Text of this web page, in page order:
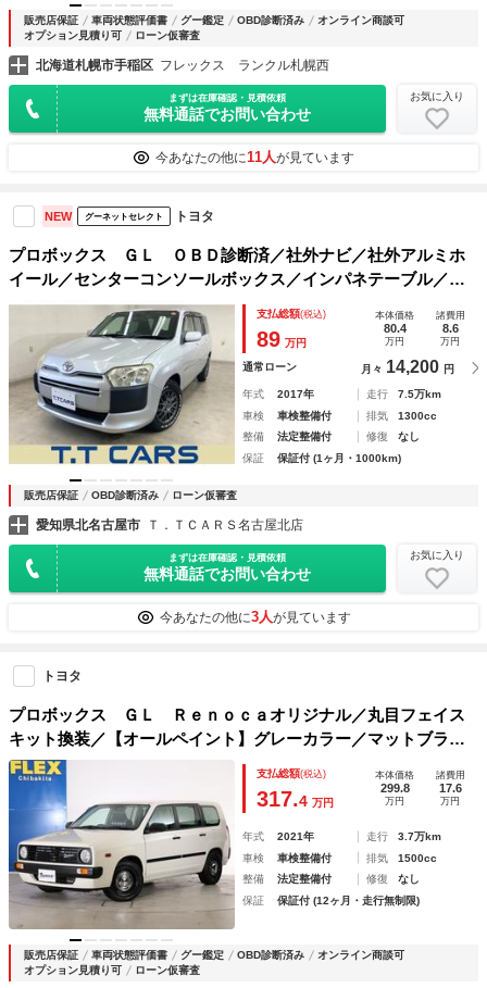
販売店保証 車両状態評価書 グー鑑定 OBD診断済み
オンライン商談可
オプション見積り可
ローン仮審査
北海道札幌市手稲区 フレックス ランクル札幌西
まずは在庫確認・見積依頼
無料通話でお問い合わせ
お気に入り
今あなたの他に11人が見ています
NEW グーネットセレクト トヨタ
プロボックス ＧＬ ＯＢＤ診断済／社外ナビ／社外アルミホ
イール／センターコンソールボックス／インパネテーブル／ス
マホホルダー／ハロゲンヘッド／リモコンキー／ＥＴＣ
支払総額(税込)
89 万円
本体価格
80.4
万円
諸費用
8.6
万円
通常ローン 月々 14,200 円
年式 2017年 走行
7.5万km
車検
車検整備付 排気
1300cc
整備
法定整備付 修復
なし
保証
保証付 (1ヶ月・1000km)
販売店保証 OBD診断済み ローン仮審査
愛知県北名古屋市 Ｔ．ＴＣＡＲＳ名古屋北店
まずは在庫確認・見積依頼
無料通話でお問い合わせ
お気に入り
今あなたの他に3人が見ています
トヨタ
プロボックス ＧＬ Ｒｅｎｏｃａオリジナル／丸目フェイス
キット換装／【オールペイント】グレーカラー／マットブラッ
ク塗装（バンパー、ドアミラー、ドアハンドル／【新品】ＤＥ
ＡＮクロスカントリー／１５ｉｎｃｈアルミホイール
支払総額(税込)
317.4 万円
本体価格
299.8
万円
諸費用
17.6
万円
年式 2021年 走行
3.7万km
車検
車検整備付 排気
1500cc
整備
法定整備付 修復
なし
保証
保証付 (12ヶ月・走行無制限)
販売店保証 車両状態評価書 グー鑑定 OBD診断済み
オンライン商談可
オプション見積り可
ローン仮審査